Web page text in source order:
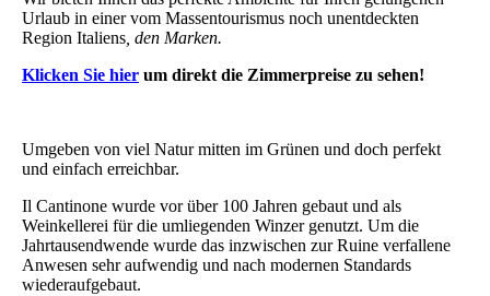
Urlaub in einer vom Massentourismus noch unentdeckten
Region Italiens , den Marken.
Klicken Sie hier um direkt die Zimmerpreise zu sehen!
Umgeben von viel Natur mitten im Grünen und doch perfekt
und einfach erreichbar.
Il Cantinone wurde vor über 100 Jahren gebaut und als
Weinkellerei für die umliegenden Winzer genutzt. Um die
Jahrtausendwende wurde das inzwischen zur Ruine verfallene
Anwesen sehr aufwendig und nach modernen Standards
wiederaufgebaut.